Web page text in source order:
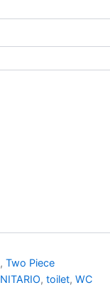
, Two Piece
, toilet, WC